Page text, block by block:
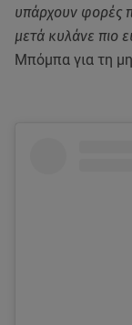
υπάρχουν φορές
μετά κυλάνε πιο
Μπόμπα για τη